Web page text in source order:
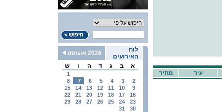
לוח
האירועים
2026 אוגוסט
א
ב ג ד ה ו ש
1
2
3
4
5
6
7
8
9
10
11
12
13
14
15
16
17
18
19
20
21
22
23
24
25
26
27
28
29
30
31
מחיר עיר